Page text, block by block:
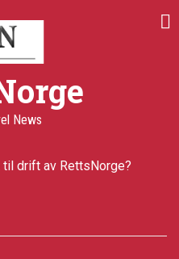
News
til drift av RettsNorge?